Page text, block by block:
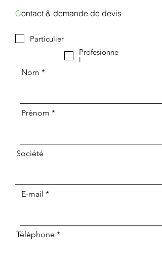
Contact & demande de devis
Particulier
Profesionne
l
Nom
Prénom
Société
E-mail
Téléphone